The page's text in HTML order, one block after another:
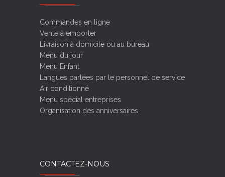
Commandes en ligne
Vente à emporter
Livraison à domicile ou au bureau
Menu du jour
Menu Enfant
Langues parlées par le personnel de service
Air conditionné
Menu spécial entreprises
Organisation des anniversaires
CONTACTEZ-NOUS